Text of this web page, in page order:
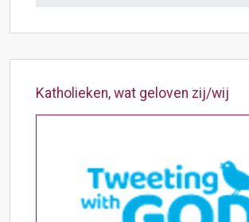
Katholieken, wat geloven zij/wij